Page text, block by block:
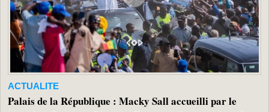
ACTUALITE
Palais de la République : Macky Sall accueilli par le